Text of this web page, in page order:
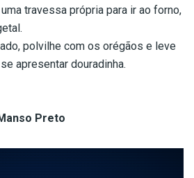
travessa própria para ir ao forno,
polvilhe com os orégãos e leve
apresentar douradinha.
Preto